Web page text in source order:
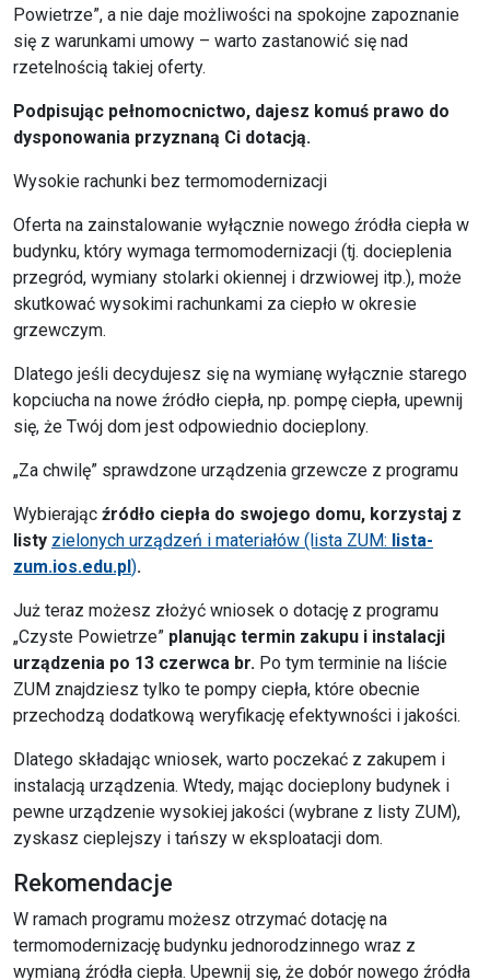
Powietrze”, a nie daje możliwości na spokojne zapoznanie
się z warunkami umowy – warto zastanowić się nad
rzetelnością takiej oferty.
Podpisując pełnomocnictwo, dajesz komuś prawo do
dysponowania przyznaną Ci dotacją.
Wysokie rachunki bez termomodernizacji
Oferta na zainstalowanie wyłącznie nowego źródła ciepła w
budynku, który wymaga termomodernizacji (tj. docieplenia
przegród, wymiany stolarki okiennej i drzwiowej itp.), może
skutkować wysokimi rachunkami za ciepło w okresie
grzewczym.
Dlatego jeśli decydujesz się na wymianę wyłącznie starego
kopciucha na nowe źródło ciepła, np. pompę ciepła, upewnij
się, że Twój dom jest odpowiednio docieplony.
„Za chwilę” sprawdzone urządzenia grzewcze z programu
Wybierając źródło ciepła do swojego domu, korzystaj z
listy zielonych urządzeń i materiałów (lista ZUM: lista-
zum.ios.edu.pl).
Już teraz możesz złożyć wniosek o dotację z programu
„Czyste Powietrze” planując termin zakupu i instalacji
urządzenia po 13 czerwca br. Po tym terminie na liście
ZUM znajdziesz tylko te pompy ciepła, które obecnie
przechodzą dodatkową weryfikację efektywności i jakości.
Dlatego składając wniosek, warto poczekać z zakupem i
instalacją urządzenia. Wtedy, mając docieplony budynek i
pewne urządzenie wysokiej jakości (wybrane z listy ZUM),
zyskasz cieplejszy i tańszy w eksploatacji dom.
Rekomendacje
W ramach programu możesz otrzymać dotację na
termomodernizację budynku jednorodzinnego wraz z
wymianą źródła ciepła. Upewnij się, że dobór nowego źródła